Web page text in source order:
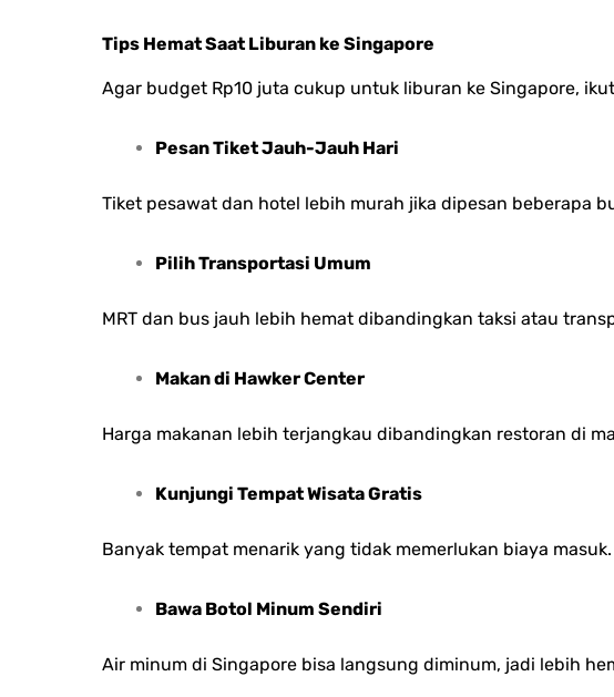
Tips Hemat Saat Liburan ke Singapore
Agar budget Rp10 juta cukup untuk liburan ke Singapore,
Pesan Tiket Jauh-Jauh Hari
Tiket pesawat dan hotel lebih murah jika dipesan beberapa
Pilih Transportasi Umum
MRT dan bus jauh lebih hemat dibandingkan taksi atau
Makan di Hawker Center
Harga makanan lebih terjangkau dibandingkan restoran di
Kunjungi Tempat Wisata Gratis
Banyak tempat menarik yang tidak memerlukan biaya masuk.
Bawa Botol Minum Sendiri
Air minum di Singapore bisa langsung diminum, jadi lebih